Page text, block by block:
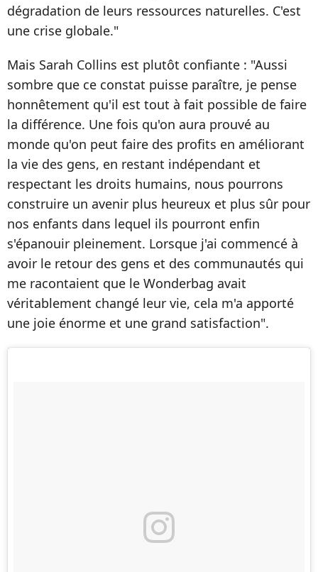
dégradation de leurs ressources naturelles. C'est
une crise globale."
Mais Sarah Collins est plutôt confiante : "Aussi
sombre que ce constat puisse paraître, je pense
honnêtement qu'il est tout à fait possible de faire
la différence. Une fois qu'on aura prouvé au
monde qu'on peut faire des profits en améliorant
la vie des gens, en restant indépendant et
respectant les droits humains, nous pourrons
construire un avenir plus heureux et plus sûr pour
nos enfants dans lequel ils pourront enfin
s'épanouir pleinement. Lorsque j'ai commencé à
avoir le retour des gens et des communautés qui
me racontaient que le Wonderbag avait
véritablement changé leur vie, cela m'a apporté
une joie énorme et une grand satisfaction".